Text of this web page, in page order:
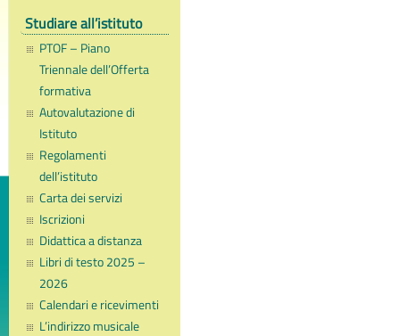
Studiare all’istituto
PTOF – Piano
Triennale dell’Offerta
formativa
Autovalutazione di
Istituto
Regolamenti
dell’istituto
Carta dei servizi
Iscrizioni
Didattica a distanza
Libri di testo 2025 –
2026
Calendari e ricevimenti
L’indirizzo musicale